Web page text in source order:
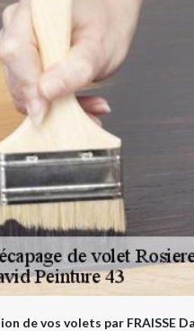
de vos volets par FRAISSE